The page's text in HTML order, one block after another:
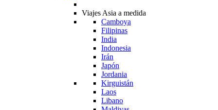
Viajes Asia a medida
Camboya
Filipinas
India
Indonesia
Irán
Japón
Jordania
Kirguistán
Laos
Libano